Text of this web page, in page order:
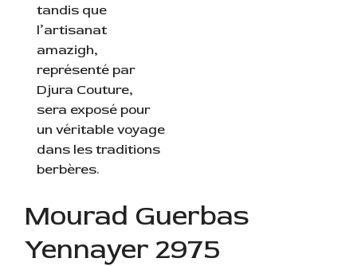
tandis que
l’artisanat
amazigh,
représenté par
Djura Couture,
sera exposé pour
un véritable voyage
dans les traditions
berbères.
Mourad Guerbas
Yennayer 2975